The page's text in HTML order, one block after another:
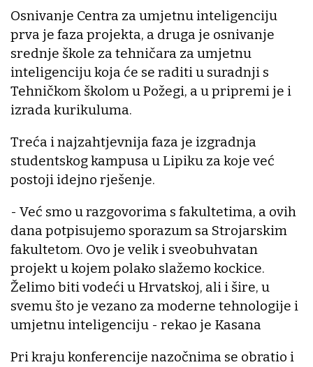
Osnivanje Centra za umjetnu inteligenciju
prva je faza projekta, a druga je osnivanje
srednje škole za tehničara za umjetnu
inteligenciju koja će se raditi u suradnji s
Tehničkom školom u Požegi, a u pripremi je i
izrada kurikuluma.
Treća i najzahtjevnija faza je izgradnja
studentskog kampusa u Lipiku za koje već
postoji idejno rješenje.
- Već smo u razgovorima s fakultetima, a ovih
dana potpisujemo sporazum sa Strojarskim
fakultetom. Ovo je velik i sveobuhvatan
projekt u kojem polako slažemo kockice.
Želimo biti vodeći u Hrvatskoj, ali i šire, u
svemu što je vezano za moderne tehnologije i
umjetnu inteligenciju - rekao je Kasana
Pri kraju konferencije nazočnima se obratio i